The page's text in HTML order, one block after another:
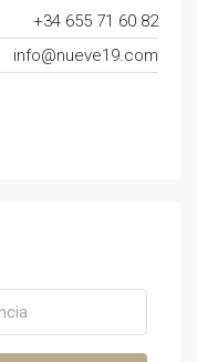
+34 655 71 60 82
info@nueve19.com